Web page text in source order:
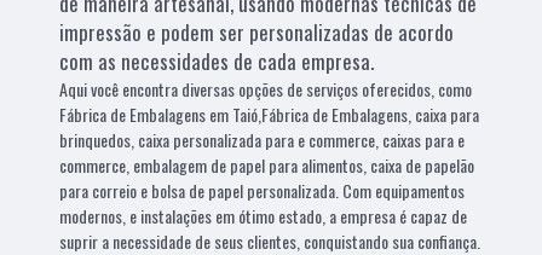
impressão e podem ser personalizadas de acordo
com as necessidades de cada empresa.
Aqui você encontra diversas opções de serviços oferecidos, como
Fábrica de Embalagens em Taió,Fábrica de Embalagens, caixa para
brinquedos, caixa personalizada para e commerce, caixas para e
commerce, embalagem de papel para alimentos, caixa de papelão
para correio e bolsa de papel personalizada. Com equipamentos
modernos, e instalações em ótimo estado, a empresa é capaz de
suprir a necessidade de seus clientes, conquistando sua confiança.